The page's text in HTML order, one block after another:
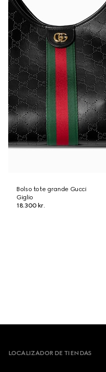
Bolso tote grande Gucci
Giglio
18.300 kr.
LOCALIZADOR DE TIENDAS